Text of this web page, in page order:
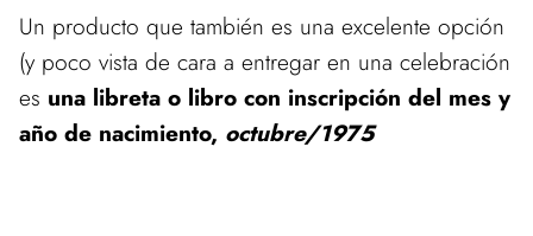
Un producto que también es una excelente opción
(y poco vista de cara a entregar en una celebración
es una libreta o libro con inscripción del mes y
año de nacimiento, octubre/1975